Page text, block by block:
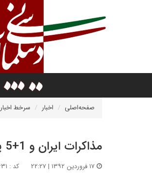
صفحه‌اصلی اخبار سرخط اخبار
مذاکرات ایران و 1+5 پایان یافت
کد : ۱۹۱۴۶۳۱